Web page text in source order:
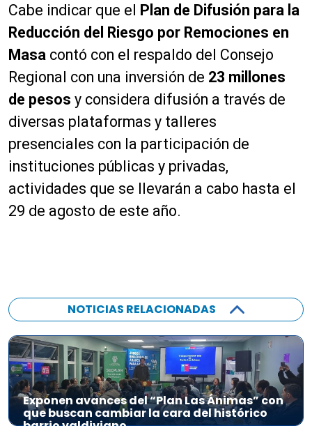
Cabe indicar que el Plan de Difusión para la
Reducción del Riesgo por Remociones en
Masa contó con el respaldo del Consejo
Regional con una inversión de 23 millones
de pesos y considera difusión a través de
diversas plataformas y talleres
presenciales con la participación de
instituciones públicas y privadas,
actividades que se llevarán a cabo hasta el
29 de agosto de este año.
NOTICIAS RELACIONADAS
Exponen avances del “Plan Las Ánimas” con
que buscan cambiar la cara del histórico
barrio valdiviano